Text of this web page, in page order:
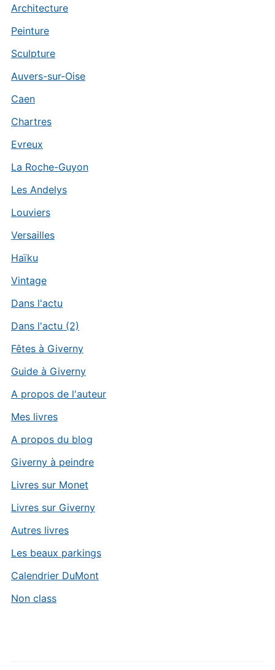
Architecture
Peinture
Sculpture
Auvers-sur-Oise
Caen
Chartres
Evreux
La Roche-Guyon
Les Andelys
Louviers
Versailles
Haïku
Vintage
Dans l'actu
Dans l'actu (2)
Fêtes à Giverny
Guide à Giverny
A propos de l'auteur
Mes livres
A propos du blog
Giverny à peindre
Livres sur Monet
Livres sur Giverny
Autres livres
Les beaux parkings
Calendrier DuMont
Non class